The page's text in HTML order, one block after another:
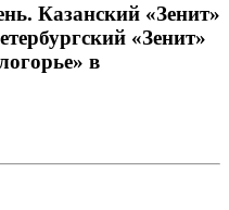
Казанский «Зенит»
«Зенит»
в